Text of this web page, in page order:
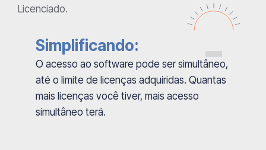
Licenciado.
Simplificando:
O acesso ao software pode ser simultâneo,
até o limite de licenças adquiridas. Quantas
mais licenças você tiver, mais acesso
simultâneo terá.